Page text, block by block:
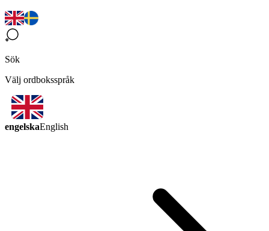
Sök
Välj ordboksspråk
engelskaEnglish